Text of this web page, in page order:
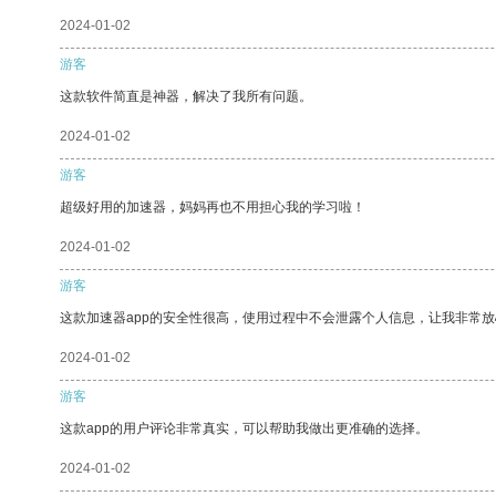
2024-01-02
游客
这款软件简直是神器，解决了我所有问题。
2024-01-02
游客
超级好用的加速器，妈妈再也不用担心我的学习啦！
2024-01-02
游客
这款加速器app的安全性很高，使用过程中不会泄露个人信息，让我非常
2024-01-02
游客
这款app的用户评论非常真实，可以帮助我做出更准确的选择。
2024-01-02